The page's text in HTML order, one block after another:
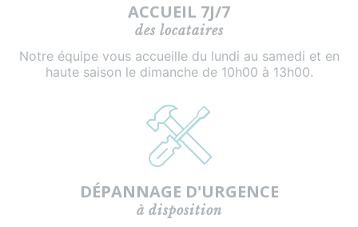
ACCUEIL 7J/7
des locataires
Notre équipe vous accueille du lundi au samedi et en
haute saison le dimanche de 10h00 à 13h00.
DÉPANNAGE D'URGENCE
à disposition